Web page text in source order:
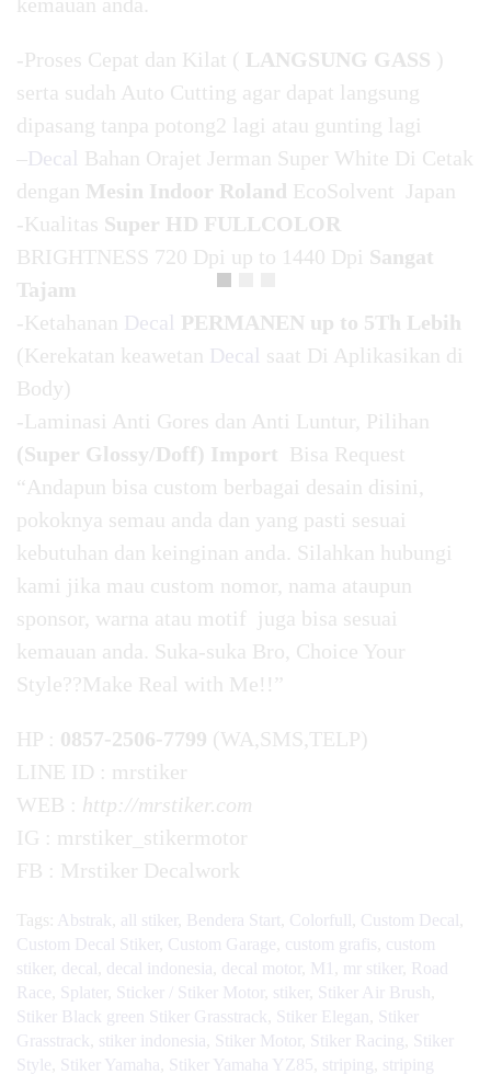
-Proses Cepat dan Kilat ( LANGSUNG GASS )
serta sudah Auto Cutting agar dapat langsung
dipasang tanpa potong2 lagi atau gunting lagi
–Decal Bahan Orajet Jerman Super White Di Cetak
dengan Mesin Indoor Roland EcoSolvent Japan
-Kualitas Super HD FULLCOLOR
BRIGHTNESS 720 Dpi up to 1440 Dpi Sangat
Tajam
-Ketahanan Decal PERMANEN up to 5Th Lebih
(Kerekatan keawetan Decal saat Di Aplikasikan di
Body)
-Laminasi Anti Gores dan Anti Luntur, Pilihan
(Super Glossy/Doff) Import Bisa Request
“Andapun bisa custom berbagai desain disini,
pokoknya semau anda dan yang pasti sesuai
kebutuhan dan keinginan anda. Silahkan hubungi
kami jika mau custom nomor, nama ataupun
sponsor, warna atau motif juga bisa sesuai
kemauan anda. Suka-suka Bro, Choice Your
Style??Make Real with Me!!”
HP : 0857-2506-7799 (WA,SMS,TELP)
LINE ID : mrstiker
WEB : http://mrstiker.com
IG : mrstiker_stikermotor
FB : Mrstiker Decalwork
Tags: Abstrak all stiker Bendera Start Colorfull Custom Decal
Custom Decal Stiker
Custom Garage custom grafis custom
stiker
decal decal indonesia decal motor M1 mr stiker
Road
Race
Splater Sticker / Stiker Motor stiker Stiker Air Brush
Stiker Black green Stiker Grasstrack
Stiker Elegan
Stiker
Grasstrack
stiker indonesia Stiker Motor Stiker Racing
Stiker
Style
Stiker Yamaha Stiker Yamaha YZ85 striping
striping